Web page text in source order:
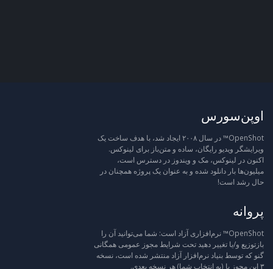
اوپن‌سورس
OpenShot™ در سال ۲۰۰۸ ایجاد شد، با هدف ساخت یک
ویرایشگر ویدیو رایگان، ساده و متن‌باز برای لینوکس.
اکنون در لینوکس، مک و ویندوز در دسترس است،
میلیون‌ها بار دانلود شده و به عنوان یک پروژه همچنان در
حال رشد است!
پروانه
OpenShot™ نرم‌افزاری آزاد است: شما می‌توانید آن را
بازتوزیع و/یا تغییر دهید تحت شرایط مجوز عمومی همگانی
گنو که توسط بنیاد نرم‌افزار آزاد منتشر شده است، نسخه
۳ این مجوز یا (به انتخاب شما) هر نسخه بعدی.